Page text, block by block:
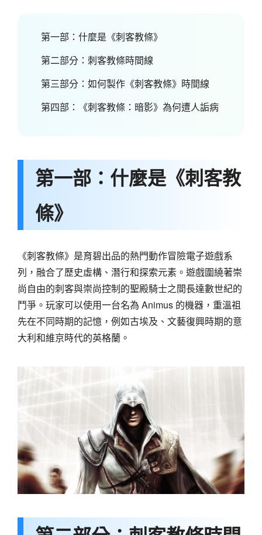
第一部：什麼是《刺客教條》
第二部分：刺客教條時間線
第三部分：如何製作《刺客教條》時間線
第四部：《刺客教條：暗影》為何遭人詬病
第一部：什麼是《刺客教
條》
《刺客教條》是育碧出品的熱門動作冒險電子遊戲系
列，融合了歷史虛構、潛行和探索元素。遊戲圍繞著崇
尚自由的刺客與崇尚控制的聖殿騎士之間長達數世紀的
鬥爭。玩家可以使用一台名為 Animus 的機器，重溫祖
先在不同時期的記憶，例如古埃及、文藝復興時期的意
大利和維京時代的英格蘭。